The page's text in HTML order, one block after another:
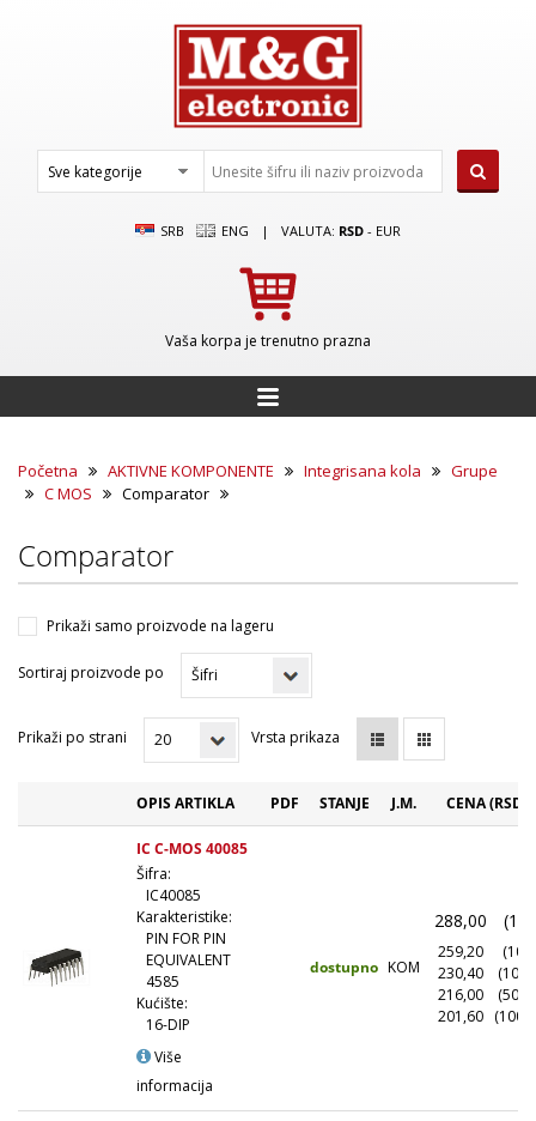
SRB ENG | VALUTA: RSD - EUR
Vaša korpa je trenutno prazna
Početna AKTIVNE KOMPONENTE Integrisana kola
Grupe
C MOS
Comparator
Comparator
Prikaži samo proizvode na lageru
Sortiraj proizvode po
Prikaži po strani Vrsta prikaza
OPIS ARTIKLA PDF STANJE J.M. CENA (RSD)
IC C-MOS 40085
Šifra:
IC40085
Karakteristike:
PIN FOR PIN
EQUIVALENT
4585
Kućište:
16-DIP
Više
informacija
dostupno KOM
288,00 (1+)
259,20
(10+)
230,40
216,00
201,60